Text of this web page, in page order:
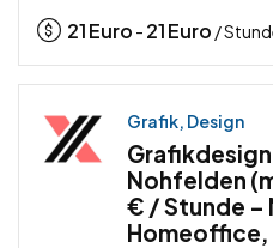
21Euro - 21Euro /
Grafik, Design
Nohfelden
€ / Stunde –